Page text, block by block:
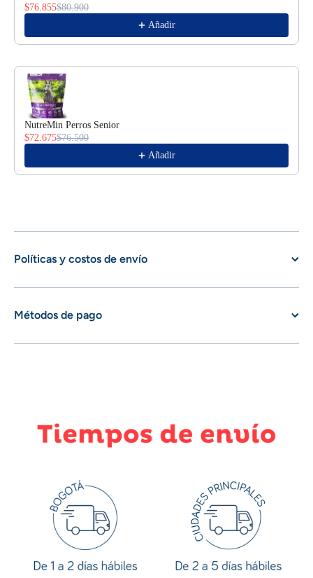
$76.855$80.900
Añadir
NutreMin Perros Senior
$72.675$76.500
Añadir
Políticas y costos de envío
Métodos de pago